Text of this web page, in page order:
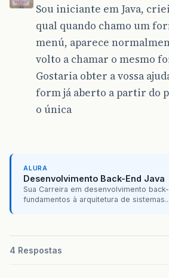
Sou iniciante em Java,
qual quando chamo um
menú, aparece
volto a chamar o mesmo
Gostaria obter a vossa
form já aberto a partir do
o única
ALURA
Desenvolvimento Back-End Java
Sua Carreira em desenvolvimento
fundamentos à arquitetura de sistemas...
4 Respostas